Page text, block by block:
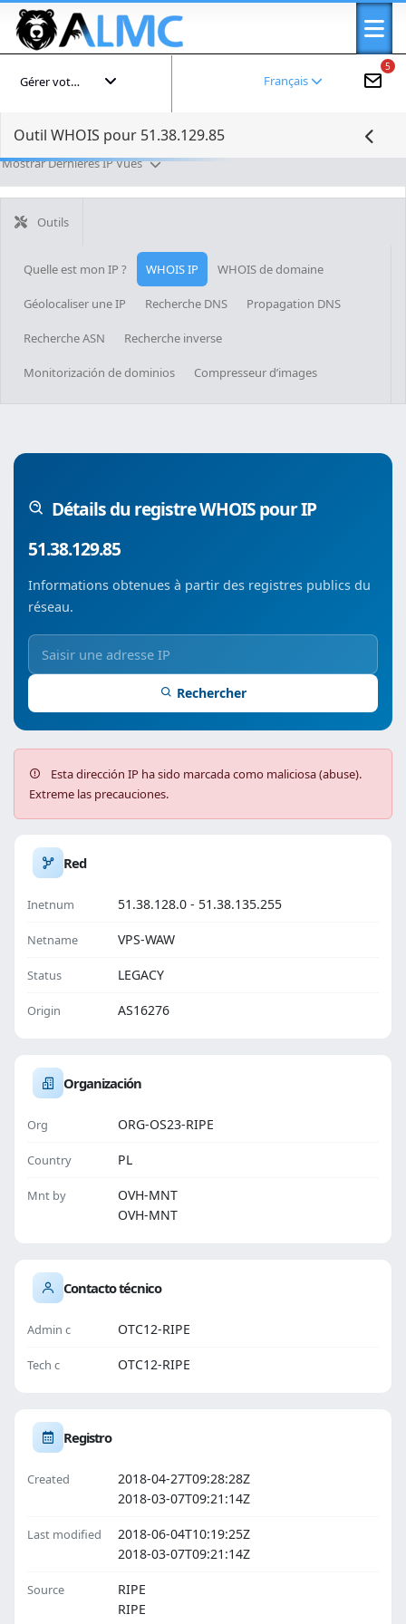
5
Français
Gérer votre compte
Outil WHOIS pour 51.38.129.85
Mostrar Dernières IP Vues
Outils
Quelle est mon IP ? WHOIS IP WHOIS de domaine
Géolocaliser une IP Recherche DNS Propagation DNS
Recherche ASN Recherche inverse
Monitorización de dominios Compresseur d’images
Détails du registre WHOIS pour IP
51.38.129.85
Informations obtenues à partir des registres publics du
réseau.
Rechercher
Esta dirección IP ha sido marcada como maliciosa (abuse).
Extreme las precauciones.
Red
Inetnum 51.38.128.0 - 51.38.135.255
Netname VPS-WAW
Status LEGACY
Origin AS16276
Organización
Org ORG-OS23-RIPE
Country PL
Mnt by
OVH-MNT
OVH-MNT
Contacto técnico
Admin c OTC12-RIPE
Tech c OTC12-RIPE
Registro
Created
2018-04-27T09:28:28Z
2018-03-07T09:21:14Z
Last modified
2018-06-04T10:19:25Z
2018-03-07T09:21:14Z
Source
RIPE
RIPE